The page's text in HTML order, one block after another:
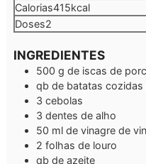
Calorias415kcal
Doses2
INGREDIENTES
500 g de iscas de
qb de batatas
3 cebolas
3 dentes de alho
50 ml de vinagre de
2 folhas de louro
qb de azeite